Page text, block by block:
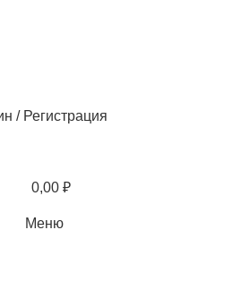
/ Регистрация
0,00 ₽
Меню